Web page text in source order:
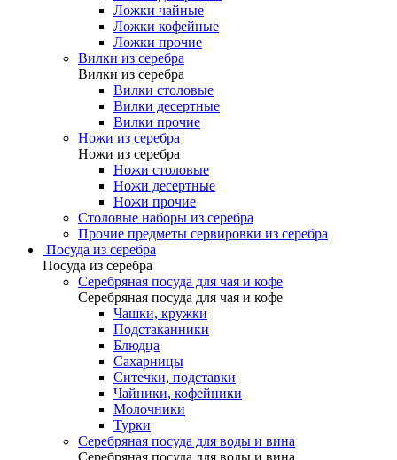
Ложки чайные
Ложки кофейные
Ложки прочие
Вилки из серебра
Вилки из серебра
Вилки столовые
Вилки десертные
Вилки прочие
Ножи из серебра
Ножи из серебра
Ножи столовые
Ножи десертные
Ножи прочие
Столовые наборы из серебра
Прочие предметы сервировки из серебра
Посуда из серебра
Посуда из серебра
Серебряная посуда для чая и кофе
Серебряная посуда для чая и кофе
Чашки, кружки
Подстаканники
Блюдца
Сахарницы
Ситечки, подставки
Чайники, кофейники
Молочники
Турки
Серебряная посуда для воды и вина
Серебряная посуда для воды и вина